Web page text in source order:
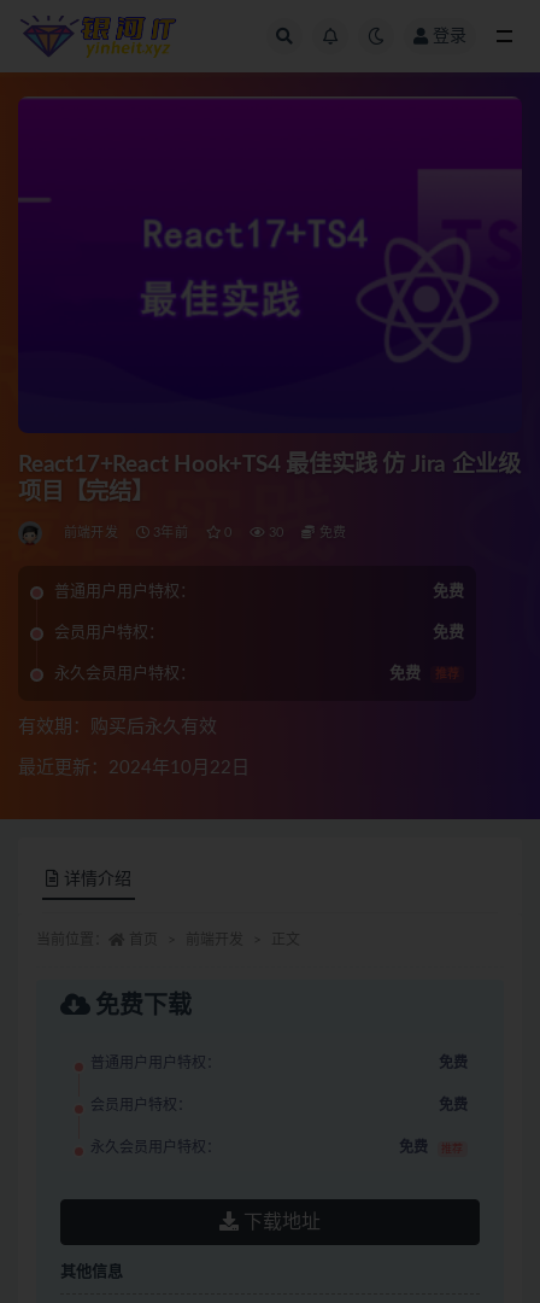
登录
React17+React Hook+TS4 最佳实践 仿 Jira 企业级
项目【完结】
前端开发 3年前 0 30 免费
普通用户用户特权： 免费
会员用户特权： 免费
永久会员用户特权： 免费 推荐
有效期：购买后永久有效
最近更新：2024年10月22日
详情介绍
免费下载
普通用户用户特权： 免费
会员用户特权： 免费
永久会员用户特权： 免费 推荐
下载地址
其他信息